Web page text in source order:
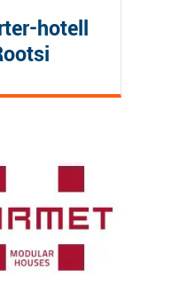
hotell